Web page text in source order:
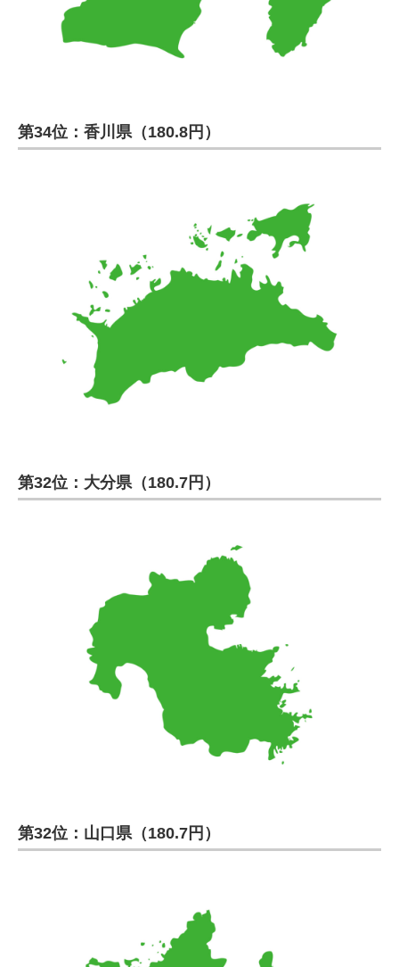
第34位：香川県（180.8円）
第32位：大分県（180.7円）
第32位：山口県（180.7円）